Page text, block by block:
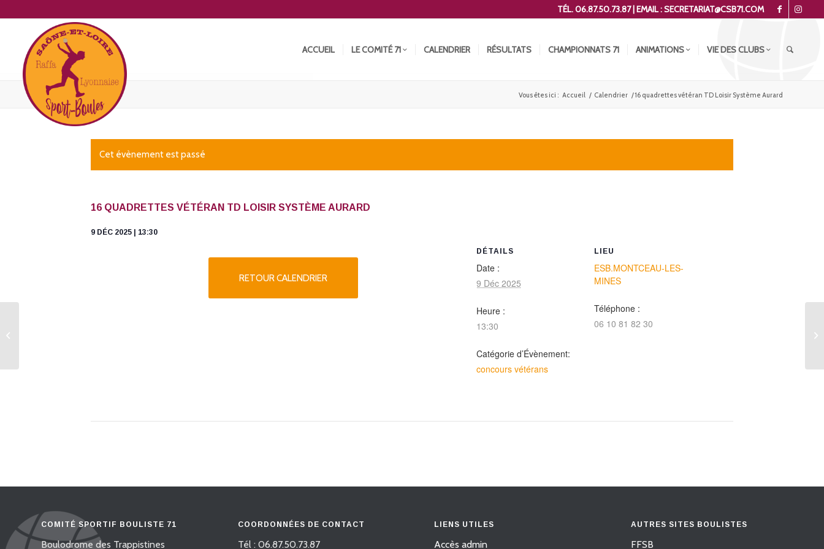
TÉL. 06.87.50.73.87 | EMAIL : SECRETARIAT@CSB71.COM
ACCUEIL LE COMITÉ 71 CALENDRIER RÉSULTATS CHAMPIONNATS 71 ANIMATIONS VIE DES CLUBS
Vous êtes ici : Accueil / Calendrier /16 quadrettes vétéran TD Loisir Système Aurard
Cet évènement est passé
16 QUADRETTES VÉTÉRAN TD LOISIR SYSTÈME AURARD
9 DÉC 2025 | 13:30
RETOUR CALENDRIER
DÉTAILS
Date :
9 Déc 2025
Heure :
13:30
Catégorie d’Évènement:
concours vétérans
LIEU
ESB.MONTCEAU-LES-
MINES
Téléphone :
06 10 81 82 30
COMITÉ SPORTIF BOULISTE 71
Boulodrome des Trappistines
COORDONNÉES DE CONTACT
Tél : 06.87.50.73.87
LIENS UTILES
Accès admin
AUTRES SITES BOULISTES
FFSB